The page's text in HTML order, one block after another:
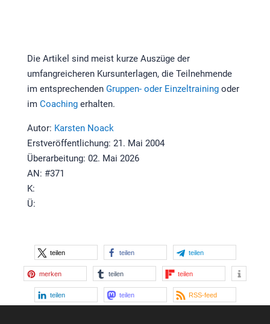
Die Artikel sind meist kurze Auszüge der
umfangreicheren Kursunterlagen, die Teilnehmende
im entsprechenden Gruppen- oder Einzeltrainingoder
im Coachingerhalten.
Autor: Karsten Noack
Erstveröffentlichung: 21. Mai 2004
Überarbeitung: 02. Mai 2026
AN: #371
K:
Ü:
teilen teilen teilen
merken teilen teilen
teilen teilen RSS-feed